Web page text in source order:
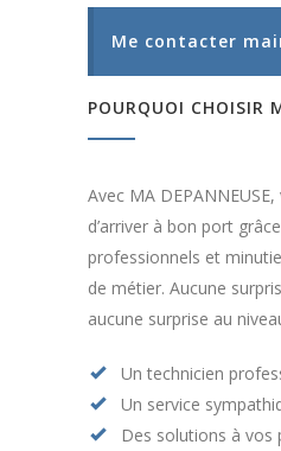
Me contacter
POURQUOI CHOISIR
Avec MA
d’arriver à bon port
professionnels et
de métier. Aucune
aucune surprise au
Un technicien
Un service
Des solutions à vos